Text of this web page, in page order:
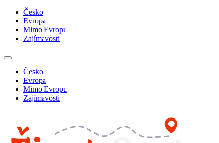
Česko
Evropa
Mimo Evropu
Zajímavosti
Česko
Evropa
Mimo Evropu
Zajímavosti